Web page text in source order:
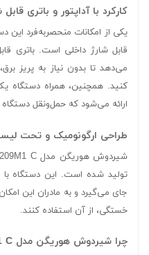
کارکرد با آداپتور و باتری قابل
یکی از امکانات منحصربه‌فرد این
قابل شارژ داخلی است. باتری
می‌دهد تا بدون نیاز به پریز
کنید. همچنین، همراه دستگاه
ارائه می‌شود که حمل‌ونقل
طراحی ارگونومیک و تحت
تولید شده است. این دستگاه با
جای می‌گیرد و به مادران این
خستگی، از آن استفاده کنند.
چرا شیردوش هوریگن مدل XN-2209M1 C؟